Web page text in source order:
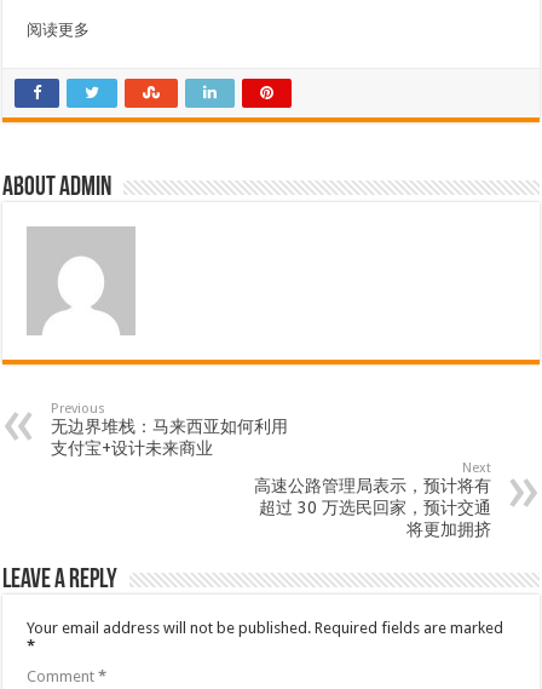
阅读更多
About admin
Previous
无边界堆栈：马来西亚如何利用
支付宝+设计未来商业
Next
高速公路管理局表示，预计将有
超过 30 万选民回家，预计交通
将更加拥挤
Leave a Reply
Your email address will not be published. Required fields are marked
*
Comment*